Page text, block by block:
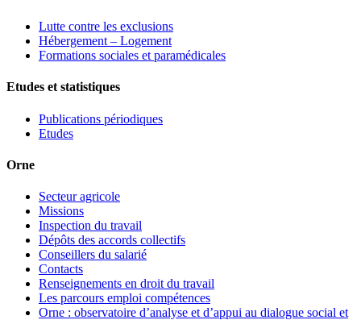
Lutte contre les exclusions
Hébergement – Logement
Formations sociales et paramédicales
Etudes et statistiques
Publications périodiques
Etudes
Orne
Secteur agricole
Missions
Inspection du travail
Dépôts des accords collectifs
Conseillers du salarié
Contacts
Renseignements en droit du travail
Les parcours emploi compétences
Orne : observatoire d’analyse et d’appui au dialogue social et